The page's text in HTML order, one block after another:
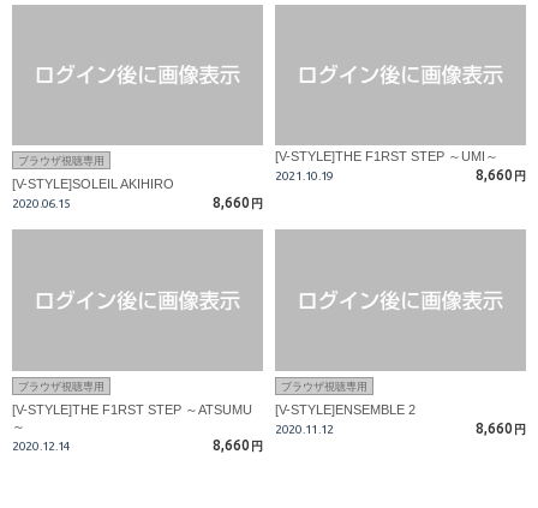
ブラウザ視聴専用
[V-STYLE]SOLEIL AKIHIRO
2020.06.15 8,660 円
[V-STYLE]THE F1RST STEP ～UMI～
2021.10.19 8,660 円
ブラウザ視聴専用
[V-STYLE]THE F1RST STEP ～ATSUMU
～
2020.12.14 8,660 円
ブラウザ視聴専用
[V-STYLE]ENSEMBLE 2
2020.11.12 8,660 円